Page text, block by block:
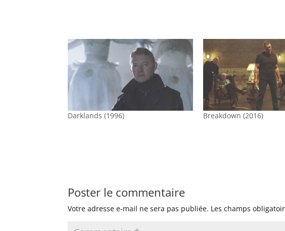
Darklands (1996) Breakdown (2016)
Poster le commentaire
Votre adresse e-mail ne sera pas publiée. Les champs